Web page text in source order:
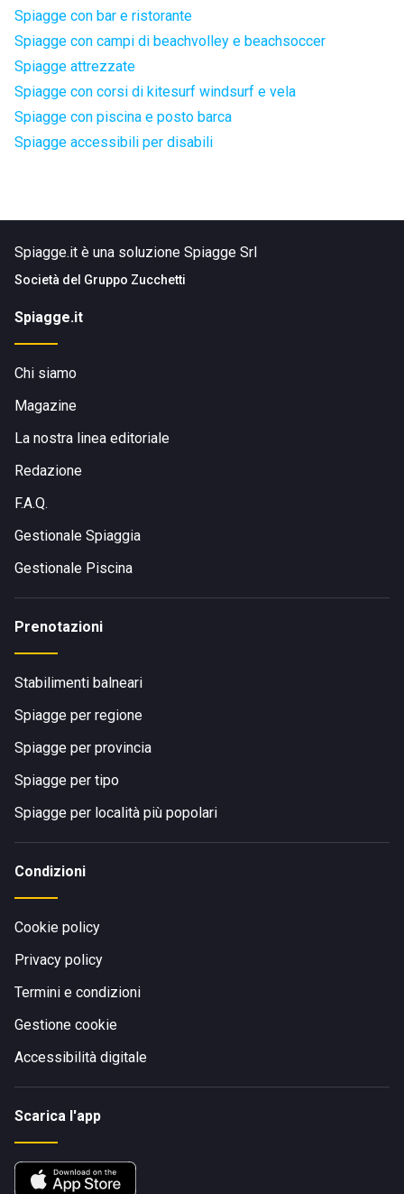
Spiagge con bar e ristorante
Spiagge con campi di beachvolley e beachsoccer
Spiagge attrezzate
Spiagge con corsi di kitesurf windsurf e vela
Spiagge con piscina e posto barca
Spiagge accessibili per disabili
Spiagge.it è una soluzione Spiagge Srl
Società del Gruppo Zucchetti
Spiagge.it
Chi siamo
Magazine
La nostra linea editoriale
Redazione
F.A.Q.
Gestionale Spiaggia
Gestionale Piscina
Prenotazioni
Stabilimenti balneari
Spiagge per regione
Spiagge per provincia
Spiagge per tipo
Spiagge per località più popolari
Condizioni
Cookie policy
Privacy policy
Termini e condizioni
Gestione cookie
Accessibilità digitale
Scarica l'app